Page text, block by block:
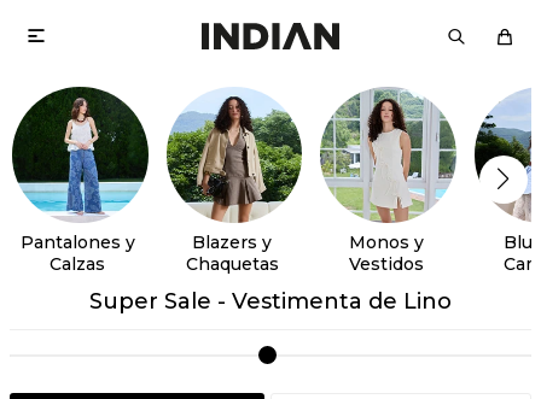

Pantalones y
Calzas
Blazers y
Chaquetas
Monos y
Vestidos
Super Sale - Vestimenta de Lino